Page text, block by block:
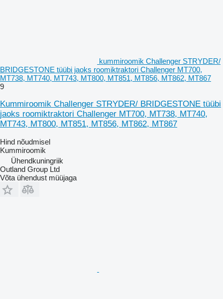
kummiroomik Challenger STRYDER/
BRIDGESTONE tüübi jaoks roomiktraktori Challenger MT700,
MT738, MT740, MT743, MT800, MT851, MT856, MT862, MT867
9
Kummiroomik Challenger STRYDER/ BRIDGESTONE tüübi
jaoks roomiktraktori Challenger MT700, MT738, MT740,
MT743, MT800, MT851, MT856, MT862, MT867
Hind nõudmisel
Kummiroomik
Ühendkuningriik
Outland Group Ltd
Võta ühendust müüjaga